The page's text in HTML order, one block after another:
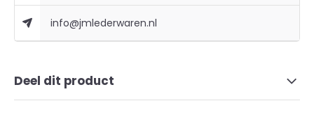
info@jmlederwaren.nl
Deel dit product